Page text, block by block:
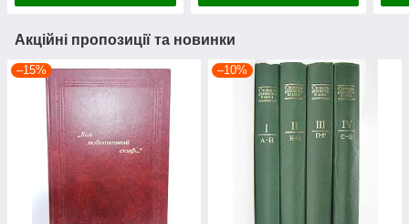
Акційні пропозиції та новинки
–15% –10%